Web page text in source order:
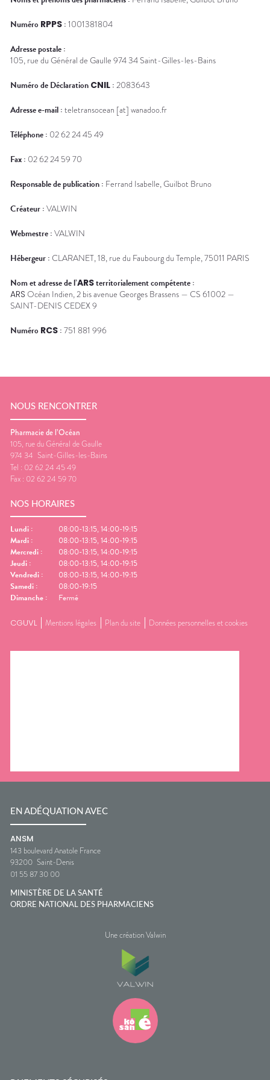
alimentaires
Dispositifs
médicaux
CHEVEUX
Cheveux
Homme
Solaire
Visage
DE GARDE
VOTRE
DE SANTÉ
Numéro RPPS : 1001381804
Adresse postale :
105, rue du Général de Gaulle 974 34 Saint-Gilles-les-Bains
Numéro de Déclaration CNIL : 2083643
Adresse e-mail : teletransocean [at] wanadoo.fr
Téléphone : 02 62 24 45 49
Fax : 02 62 24 59 70
Responsable de publication : Ferrand Isabelle, Guilbot Bruno
Créateur : VALWIN
Webmestre : VALWIN
Hébergeur : CLARANET, 18, rue du Faubourg du Temple, 75011 PARIS
Nom et adresse de l’ARSterritorialement compétente :
ARS Océan Indien, 2 bis avenue Georges Brassens — CS 61002 —
SAINT-DENIS CEDEX 9
Numéro RCS : 751 881 996
NOUS RENCONTRER
Pharmacie de l’Océan
105, rue du Général de Gaulle
974 34 Saint-Gilles-les-Bains
Tel : 02 62 24 45 49
Fax : 02 62 24 59 70
NOS HORAIRES
Lundi :
08:00-13:15, 14:00-19:15
Mardi :
08:00-13:15, 14:00-19:15
Mercredi :
08:00-13:15, 14:00-19:15
Jeudi :
08:00-13:15, 14:00-19:15
Vendredi :
08:00-13:15, 14:00-19:15
Samedi :
08:00-19:15
Dimanche : Fermé
CGUVL Mentions légales Plan du site Données personnelles et cookies
EN ADÉQUATION AVEC
ANSM
143 boulevard Anatole France
93200 Saint-Denis
01 55 87 30 00
MINISTÈRE DE LA SANTÉ
ORDRE NATIONAL DES PHARMACIENS
Une création Valwin